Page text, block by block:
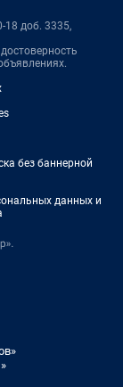
18 доб. 3335,
без баннерной
данных и